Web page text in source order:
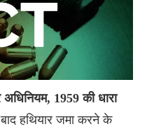
1959 की धारा
हथियार जमा करने के